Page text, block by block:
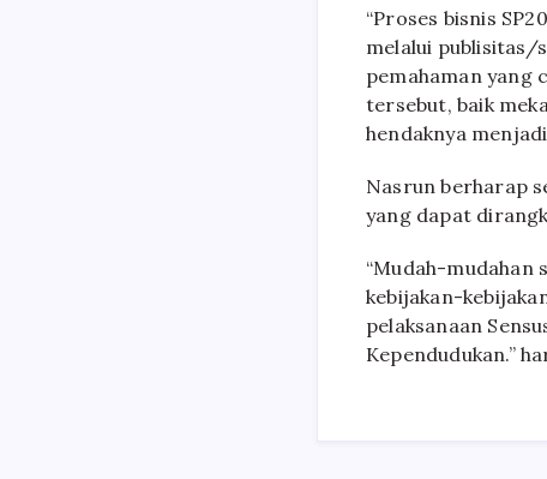
“Proses bisnis
melalui publisitas/
pemahaman yang
tersebut, baik
hendaknya
Nasrun berharap
yang dapat
“Mudah-mudahan
kebijakan-
pelaksanaan
Kependudukan.”